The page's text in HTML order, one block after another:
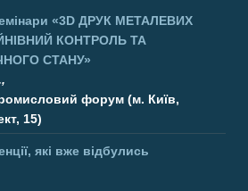
«3D ДРУК МЕТАЛЕВИХ
КОНТРОЛЬ ТА
СТАНУ»
форум (м. Київ,
15)
які вже відбулись